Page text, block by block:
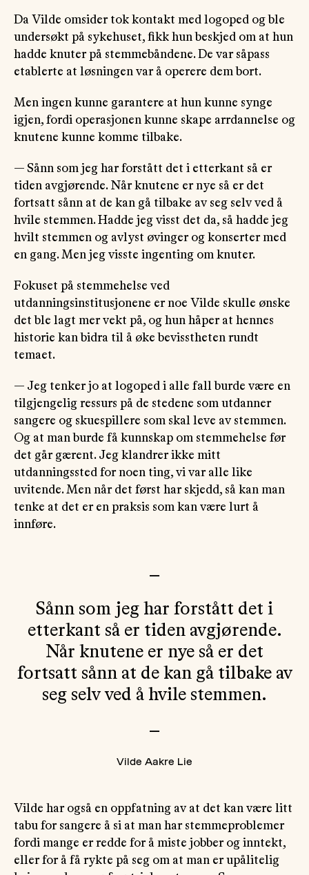
Da Vilde omsider tok kontakt med logoped og ble
undersøkt på sykehuset, fikk hun beskjed om at hun
hadde knuter på stemmebåndene. De var såpass
etablerte at løsningen var å operere dem bort.
Men ingen kunne garantere at hun kunne synge
igjen, fordi operasjonen kunne skape arrdannelse og
knutene kunne komme tilbake.
— Sånn som jeg har forstått det i etterkant så er
tiden avgjørende. Når knutene er nye så er det
fortsatt sånn at de kan gå tilbake av seg selv ved å
hvile stemmen. Hadde jeg visst det da, så hadde jeg
hvilt stemmen og avlyst øvinger og konserter med
en gang. Men jeg visste ingenting om knuter.
Fokuset på stemmehelse ved
utdanningsinstitusjonene er noe Vilde skulle ønske
det ble lagt mer vekt på, og hun håper at hennes
historie kan bidra til å øke bevisstheten rundt
temaet.
— Jeg tenker jo at logoped i alle fall burde være en
tilgjengelig ressurs på de stedene som utdanner
sangere og skuespillere som skal leve av stemmen.
Og at man burde få kunnskap om stemmehelse før
det går gærent. Jeg klandrer ikke mitt
utdanningssted for noen ting, vi var alle like
uvitende. Men når det først har skjedd, så kan man
tenke at det er en praksis som kan være lurt å
innføre.
—
Sånn som jeg har forstått det i
etterkant så er tiden avgjørende.
Når knutene er nye så er det
fortsatt sånn at de kan gå tilbake av
seg selv ved å hvile stemmen.
—
Vilde Aakre Lie
Vilde har også en oppfatning av at det kan være litt
tabu for sangere å si at man har stemmeproblemer
fordi mange er redde for å miste jobber og inntekt,
eller for å få rykte på seg om at man er upålitelig